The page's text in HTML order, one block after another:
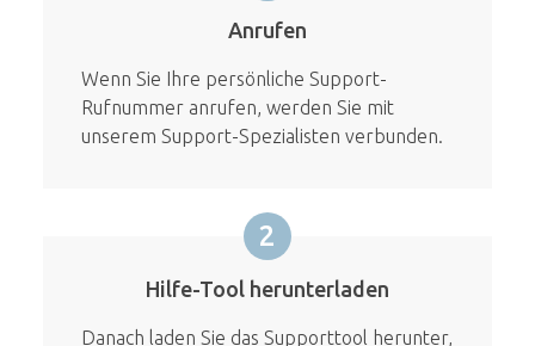
Anrufen
Wenn Sie Ihre persönliche Support-
Rufnummer anrufen, werden Sie mit
unserem Support-Spezialisten verbunden.
2
Hilfe-Tool herunterladen
Danach laden Sie das Supporttool herunter,